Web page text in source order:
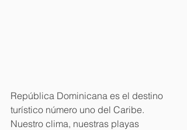
República Dominicana es el destino
turístico número uno del Caribe.
Nuestro clima, nuestras playas